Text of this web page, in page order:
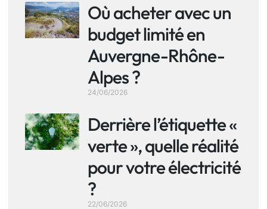
Où acheter avec un
budget limité en
Auvergne-Rhône-
Alpes ?
24/06/2026
Derrière l’étiquette «
verte », quelle réalité
pour votre électricité
?
22/06/2026